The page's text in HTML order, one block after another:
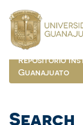
navigation
Repositorio
Guanajuato
Search